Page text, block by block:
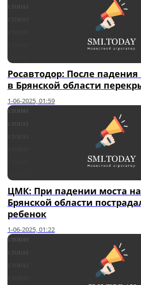
Росавтодор: После
в Брянской области
1-06-2025, 01:59
ЦМК: При падении моста
Брянской области
ребенок
1-06-2025, 01:22